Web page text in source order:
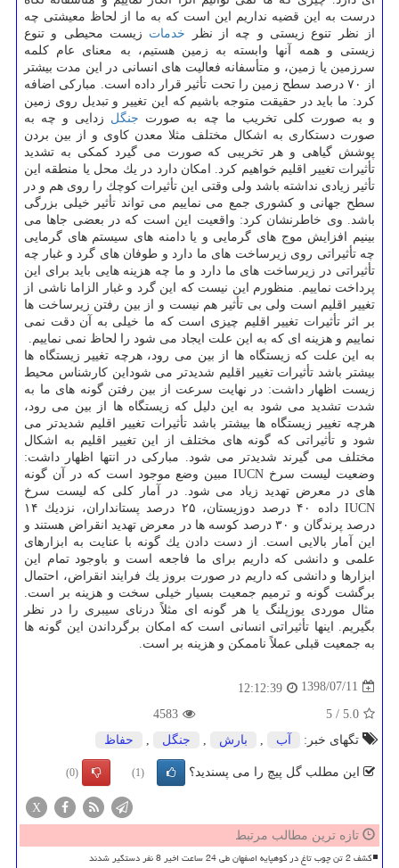
درست به این قضیه نداریم این است كه به ما از لحاظ معیشتی چه
از نظر تنوع زیستی و چه از نظر خدمات زیست محیطی و تنوع
زیستی و همه آنها وابسته به زمین هستیم، به معنای عام كلمه
سرزمین یا زمین، و متأسفانه فعالیت های انسانی در این مدت بیشتر
از ۷۰ درصد سطح زمین را تحت تأثیر قرار داده است. مباركی اضافه
كرد: ما باید در حقیقت متوجه باشیم كه این تغییر و تبدیل روی زمین
و به صورت كلی تخریب ما چه به صورت جنگل زدایی و چه به
صورت دستكاری به اشكال مختلف مثلا معدن كاوی و از بین بردن
پوشش گیاهی و هر تخریبی كه صورت می گیرد كمكی به تشدید
تأثیرات تغییر اقلیم خواهیم كرد. امكان دارد در یك محل یا منطقه این
تأثیر زیادی نداشته باشد ولی وقتی این تأثیرات كوچك را روی هم و در
سطح جهانی و كشوری جمع می نماییم می تواند تأثیر خیلی بزرگی
باشد. وی خاطرنشان كرد: واقعیت این است كه در بعضی جاها می
بینیم افزایش موج های گرمایی و یا دامنه های سیستم های گرمایی
چه تأثیراتی روی زیرساخت های ما دارد و طوفان های گرد و غبار چه
تأثیراتی در زیرساخت های ما دارد و ما چه هزینه هایی باید برای این
پرداخت نماییم. منظورم این نیست كه این گرد و غبار الزاما ناشی از
تغییر اقلیم است ولی بی تأثیر هم نیست و از بین رفتن زیرساخت ها
بر اثر تأثیرات تغییر اقلیم چیزی است كه ما خیلی به آن دقت نمی
نماییم و هزینه ای كه به این علت ایجاد می شود را لحاظ نمی نماییم.
به این علت كه زیستگاه ها از بین می رود، هرچه تغییر زیستگاه ها
بیشتر باشد تأثیرات تغییر اقلیم شدیدتر می شوداین كارشناس محیط
زیست اظهار داشت: در نهایت سرعت از بین رفتن گونه های ما به
شدت تشدید می شود به این دلیل كه زیستگاه ها از بین می رود،
هرچه تغییر زیستگاه ها بیشتر باشد تأثیرات تغییر اقلیم شدیدتر می
شود و تأثیراتی كه گونه های مختلف از این تغییر اقلیم به اشكال
مختلف می گیرند شدیدتر می شود. مباركی در انتها اظهار داشت:
وضعیت لیست سرخ IUCN مبین وضع موجود است كه در آن گونه
های در معرض تهدید زیاد می شود. در آمار كلی كه لیست سرخ
IUCN داده ۴۰ درصد دوزیستان، ۲۵ درصد پستانداران، نزدیك ۱۴
درصد پرندگان و ۳۰ درصد كوسه ها در معرض تهدید انقراض هستند و
این آمار بالایی است. از دست دادن یك گونه با عنایت به ابزارهای
علمی و دانشی كه داریم برای ما فاجعه است و باوجود تمام این
ابزارها و دانشی كه داریم در صورت بروز یك فرایند انقراض، احتمال
برگشت گونه و ترمیم جمعیت بسیار خیلی سخت و هزینه بر است.
مثال موردی یوزپلنگ یا هر گونه ای مثلاً درنای سیبری را در نظر
بگیریم. اینها تأثیراتی انسانی است كه امكان برگرداندن این گونه ها
به جمعیت قبلی عملاً ناممكن و هزینه بر است.
1398/07/11
12:12:39
5.0
/
5
4583
تگهای خبر:
آب بارش جنگل حفاظ
این مطلب گل پیچ را می پسندید؟ (1)
(0)
X
تازه ترین مطالب مرتبط
کشف 2 تن چوب تاغ در کوهپایه اصفهان طی 24 ساعت اخیر 8 نفر دستگیر شدند